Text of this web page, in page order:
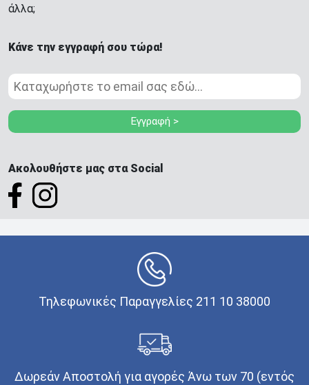
άλλα;
Κάνε την εγγραφή σου τώρα!
Εγγραφή >
Ακολουθήστε μας στα Social
Τηλεφωνικές Παραγγελίες 211 10 38000
Δωρεάν Αποστολή για αγορές Άνω των 70 (εντός